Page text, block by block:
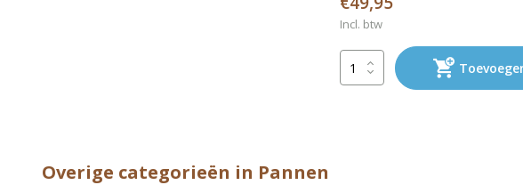
Incl. btw
Overige categorieën in Pannen